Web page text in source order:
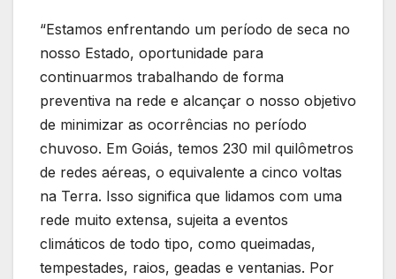
“Estamos enfrentando um período de seca no
nosso Estado, oportunidade para
continuarmos trabalhando de forma
preventiva na rede e alcançar o nosso objetivo
de minimizar as ocorrências no período
chuvoso. Em Goiás, temos 230 mil quilômetros
de redes aéreas, o equivalente a cinco voltas
na Terra. Isso significa que lidamos com uma
rede muito extensa, sujeita a eventos
climáticos de todo tipo, como queimadas,
tempestades, raios, geadas e ventanias. Por